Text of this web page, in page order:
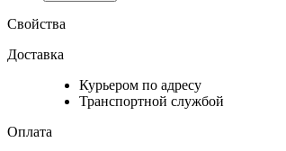
Свойства
Доставка
Курьером по адресу
Транспортной службой
Оплата